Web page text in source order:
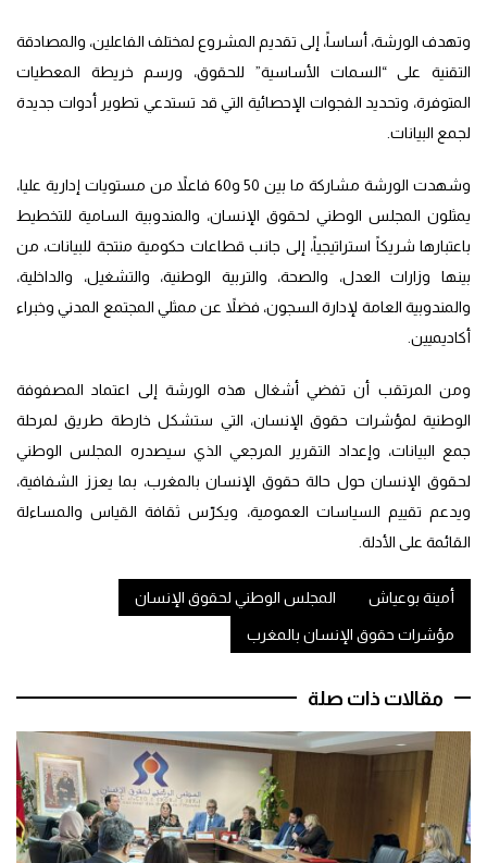
وتهدف الورشة، أساساً، إلى تقديم المشروع لمختلف الفاعلين، والمصادقة
التقنية على “السمات الأساسية” للحقوق، ورسم خريطة المعطيات
المتوفرة، وتحديد الفجوات الإحصائية التي قد تستدعي تطوير أدوات جديدة
لجمع البيانات.
وشهدت الورشة مشاركة ما بين 50 و60 فاعلاً من مستويات إدارية عليا،
يمثلون المجلس الوطني لحقوق الإنسان، والمندوبية السامية للتخطيط
باعتبارها شريكاً استراتيجياً، إلى جانب قطاعات حكومية منتجة للبيانات، من
بينها وزارات العدل، والصحة، والتربية الوطنية، والتشغيل، والداخلية،
والمندوبية العامة لإدارة السجون، فضلاً عن ممثلي المجتمع المدني وخبراء
أكاديميين.
ومن المرتقب أن تفضي أشغال هذه الورشة إلى اعتماد المصفوفة
الوطنية لمؤشرات حقوق الإنسان، التي ستشكل خارطة طريق لمرحلة
جمع البيانات، وإعداد التقرير المرجعي الذي سيصدره المجلس الوطني
لحقوق الإنسان حول حالة حقوق الإنسان بالمغرب، بما يعزز الشفافية،
ويدعم تقييم السياسات العمومية، ويكرّس ثقافة القياس والمساءلة
القائمة على الأدلة.
أمينة بوعياش المجلس الوطني لحقوق الإنسان
مؤشرات حقوق الإنسان بالمغرب
مقالات ذات صلة